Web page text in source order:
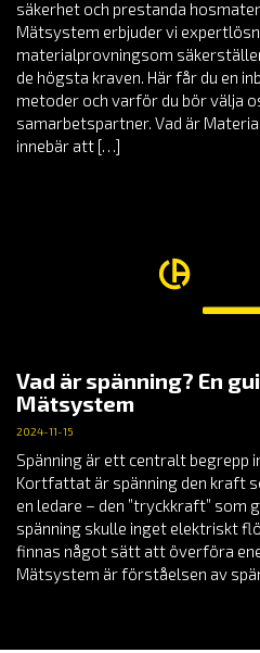
säkerhet och prestanda
Mätsystem erbjuder vi
materialprovningsom
de högsta kraven. Här får du en
metoder och varför du bör välja
samarbetspartner. Vad är
innebär att […]
Vad är spänning? En
Mätsystem
2024-11-15
Spänning är ett centralt begrepp
Kortfattat är spänning den kraft
en ledare – den ”tryckkraft” som
spänning skulle inget elektriskt
finnas något sätt att överföra
Mätsystem är förståelsen av